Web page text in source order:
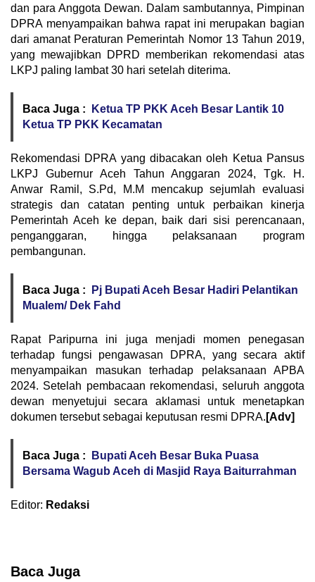
dan para Anggota Dewan. Dalam sambutannya, Pimpinan
DPRA menyampaikan bahwa rapat ini merupakan bagian
dari amanat Peraturan Pemerintah Nomor 13 Tahun 2019,
yang mewajibkan DPRD memberikan rekomendasi atas
LKPJ paling lambat 30 hari setelah diterima.
Baca Juga :
Ketua TP PKK Aceh Besar Lantik 10
Ketua TP PKK Kecamatan
Rekomendasi DPRA yang dibacakan oleh Ketua Pansus
LKPJ Gubernur Aceh Tahun Anggaran 2024, Tgk. H.
Anwar Ramil, S.Pd, M.M mencakup sejumlah evaluasi
strategis dan catatan penting untuk perbaikan kinerja
Pemerintah Aceh ke depan, baik dari sisi perencanaan,
penganggaran, hingga pelaksanaan program
pembangunan.
Baca Juga :
Pj Bupati Aceh Besar Hadiri Pelantikan
Mualem/ Dek Fahd
Rapat Paripurna ini juga menjadi momen penegasan
terhadap fungsi pengawasan DPRA, yang secara aktif
menyampaikan masukan terhadap pelaksanaan APBA
2024. Setelah pembacaan rekomendasi, seluruh anggota
dewan menyetujui secara aklamasi untuk menetapkan
dokumen tersebut sebagai keputusan resmi DPRA. [Adv]
Baca Juga :
Bupati Aceh Besar Buka Puasa
Bersama Wagub Aceh di Masjid Raya Baiturrahman
Editor: Redaksi
Baca Juga